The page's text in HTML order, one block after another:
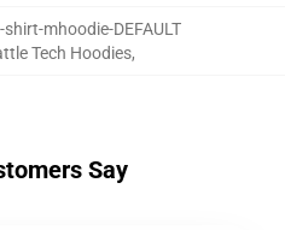
mhoodie-DEFAULT
Tech Hoodies,
Say